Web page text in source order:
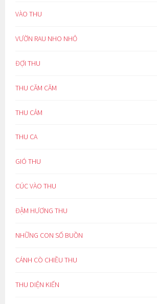
VÀO THU
VƯỜN RAU NHO NHỎ
ĐỢI THU
THU CĂM CĂM
THU CẢM
THU CA
GIÓ THU
CÚC VÀO THU
ĐẬM HƯƠNG THU
NHỮNG CON SỐ BUỒN
CÁNH CÒ CHIỀU THU
THU DIỆN KIẾN